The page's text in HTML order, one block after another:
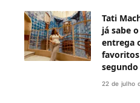
Tati
já sabe
entrega
22 de julho